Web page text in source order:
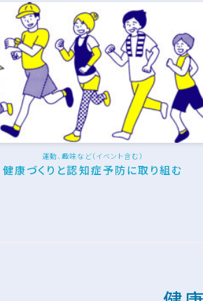
運動、趣味など（イベント含む）
健康づくりと認知症予防に取り組む